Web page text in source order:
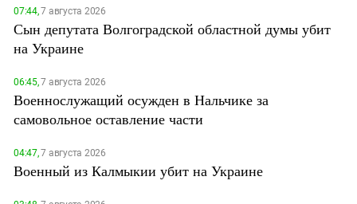
07:44,7 августа 2026
Сын депутата Волгоградской областной думы убит
на Украине
06:45,7 августа 2026
Военнослужащий осужден в Нальчике за
самовольное оставление части
04:47,7 августа 2026
Военный из Калмыкии убит на Украине